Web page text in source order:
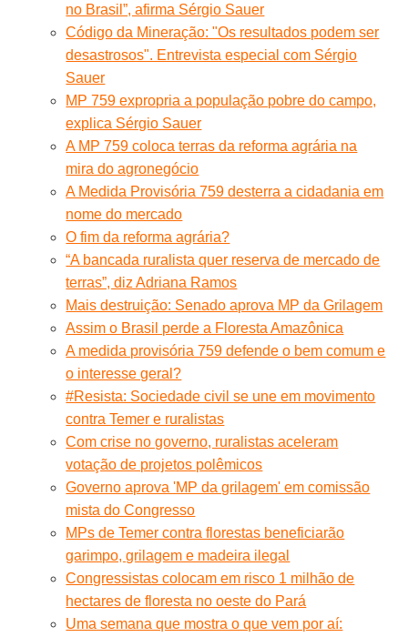
no Brasil”, afirma Sérgio Sauer
Código da Mineração: "Os resultados podem ser
desastrosos". Entrevista especial com Sérgio
Sauer
MP 759 expropria a população pobre do campo,
explica Sérgio Sauer
A MP 759 coloca terras da reforma agrária na
mira do agronegócio
A Medida Provisória 759 desterra a cidadania em
nome do mercado
O fim da reforma agrária?
“A bancada ruralista quer reserva de mercado de
terras”, diz Adriana Ramos
Mais destruição: Senado aprova MP da Grilagem
Assim o Brasil perde a Floresta Amazônica
A medida provisória 759 defende o bem comum e
o interesse geral?
#Resista: Sociedade civil se une em movimento
contra Temer e ruralistas
Com crise no governo, ruralistas aceleram
votação de projetos polêmicos
Governo aprova 'MP da grilagem' em comissão
mista do Congresso
MPs de Temer contra florestas beneficiarão
garimpo, grilagem e madeira ilegal
Congressistas colocam em risco 1 milhão de
hectares de floresta no oeste do Pará
Uma semana que mostra o que vem por aí: